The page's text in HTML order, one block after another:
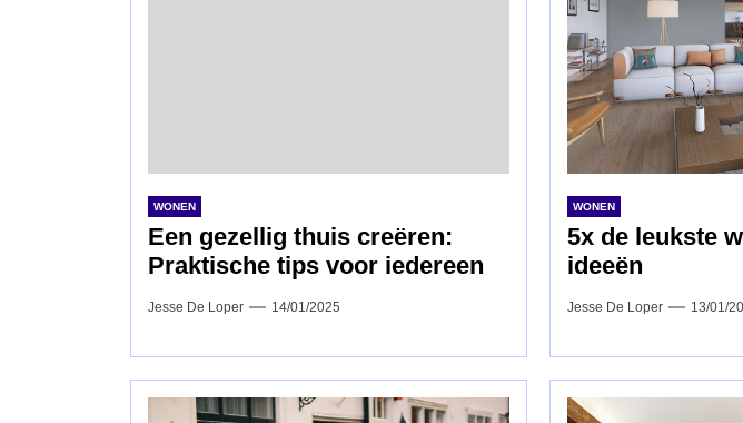
WONEN
Een gezellig thuis creëren:
Praktische tips voor iedereen
Jesse De Loper 14/01/2025
WONEN
5x de leukste
ideeën
Jesse De Loper 13/01/